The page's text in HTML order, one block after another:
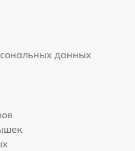
данных